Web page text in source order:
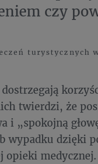
czy
turystycznych
twierdzi, że
i „spokojną
wypadku dzięki
opieki medycznej.